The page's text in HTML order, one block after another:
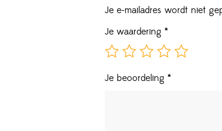
Je e-mailadres wordt niet
Je waardering *
Je beoordeling *